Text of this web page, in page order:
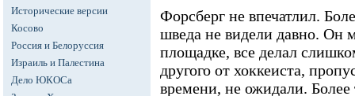
Исторические версии
Косово
Россия и Белоруссия
Израиль и Палестина
Дело ЮКОСа
Форсберг не впечатлил.
шведа не видели давно. Он
площадке, все делал
другого от хоккеиста,
времени, не ожидали. Более